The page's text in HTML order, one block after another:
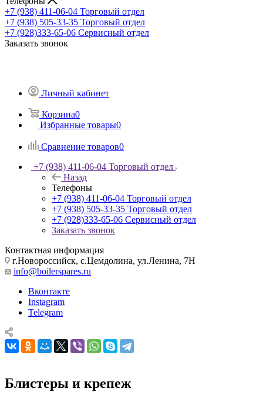
+7 (938) 411-06-04 Торговый отдел
+7 (938) 505-33-35 Торговый отдел
+7 (928)333-65-06 Сервисный отдел
Заказать звонок
Личный кабинет
Корзина0
Избранные товары0
Сравнение товаров0
+7 (938) 411-06-04 Торговый отдел
Назад
Телефоны
+7 (938) 411-06-04 Торговый отдел
+7 (938) 505-33-35 Торговый отдел
+7 (928)333-65-06 Сервисный отдел
Заказать звонок
Контактная информация
г.Новороссийск, с.Цемдолина, ул.Ленина, 7Н
info@boilerspares.ru
Вконтакте
Instagram
Telegram
Блистеры и крепеж